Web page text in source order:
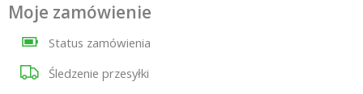
Moje zamówienie
Status zamówienia
Śledzenie przesyłki